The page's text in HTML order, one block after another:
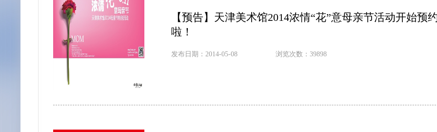
【预告】天津美术馆2014浓情“花”意母亲节活动开始预
啦！
发布日期：2014-05-08 浏览次数：39898